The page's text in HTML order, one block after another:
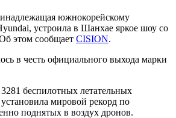
южнокорейскому
устроила в Шанхае яркое шоу со
этом сообщает CISION.
в честь официального выхода марки
3281 беспилотных летательных
мировой рекорд по
поднятых в воздух дронов.